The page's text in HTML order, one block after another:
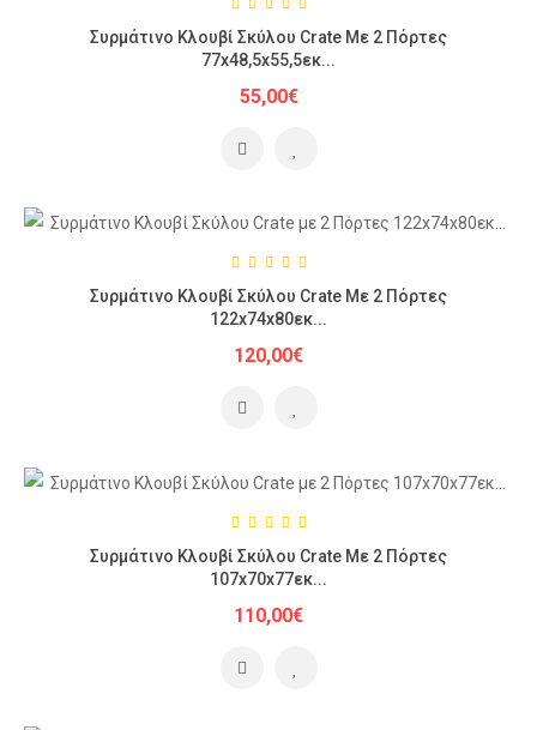
Συρμάτινο Κλουβί Σκύλου Crate Με 2 Πόρτες
77x48,5x55,5εκ...
55,00€
Συρμάτινο Κλουβί Σκύλου Crate Με 2 Πόρτες
122x74x80εκ...
120,00€
Συρμάτινο Κλουβί Σκύλου Crate Με 2 Πόρτες
107x70x77εκ...
110,00€